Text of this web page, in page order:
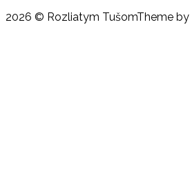
2026 © Rozliatym TušomTheme by